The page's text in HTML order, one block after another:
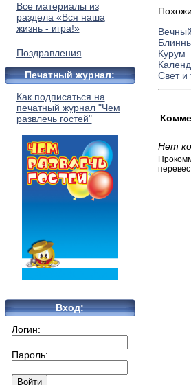
Все материалы из
раздела «Вся наша
жизнь - игра!»
Поздравления
Печатный журнал:
Как подписаться на
печатный журнал "Чем
развлечь гостей"
Вход:
Логин:
Пароль:
Курум
Свет и
Нет